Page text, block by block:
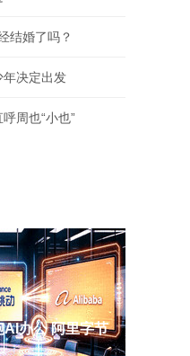
结婚了吗？
年决定出发
周也“小也”
办公 阿里字节